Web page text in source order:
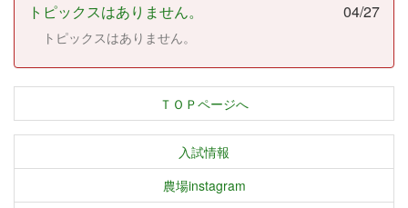
トピックスはありません。 04/27
トピックスはありません。
ＴＯＰページへ
入試情報
農場instagram